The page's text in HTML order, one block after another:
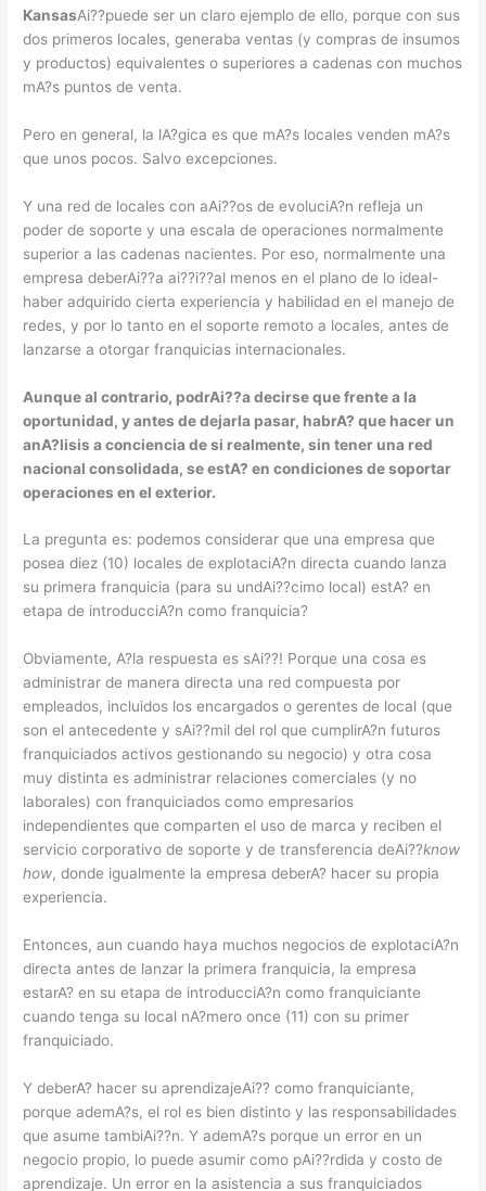
KansasAi??puede ser un claro ejemplo de ello, porque con sus
dos primeros locales, generaba ventas (y compras de insumos
y productos) equivalentes o superiores a cadenas con muchos
mA?s puntos de venta.
Pero en general, la lA?gica es que mA?s locales venden mA?s
que unos pocos. Salvo excepciones.
Y una red de locales con aAi??os de evoluciA?n refleja un
poder de soporte y una escala de operaciones normalmente
superior a las cadenas nacientes. Por eso, normalmente una
empresa deberAi??a ai??i??al menos en el plano de lo ideal-
haber adquirido cierta experiencia y habilidad en el manejo de
redes, y por lo tanto en el soporte remoto a locales, antes de
lanzarse a otorgar franquicias internacionales.
Aunque al contrario, podrAi??a decirse que frente a la
oportunidad, y antes de dejarla pasar, habrA? que hacer un
anA?lisis a conciencia de si realmente, sin tener una red
nacional consolidada, se estA? en condiciones de soportar
operaciones en el exterior.
La pregunta es: podemos considerar que una empresa que
posea diez (10) locales de explotaciA?n directa cuando lanza
su primera franquicia (para su undAi??cimo local) estA? en
etapa de introducciA?n como franquicia?
Obviamente, A?la respuesta es sAi??! Porque una cosa es
administrar de manera directa una red compuesta por
empleados, incluidos los encargados o gerentes de local (que
son el antecedente y sAi??mil del rol que cumplirA?n futuros
franquiciados activos gestionando su negocio) y otra cosa
muy distinta es administrar relaciones comerciales (y no
laborales) con franquiciados como empresarios
independientes que comparten el uso de marca y reciben el
servicio corporativo de soporte y de transferencia deAi??know
how, donde igualmente la empresa deberA? hacer su propia
experiencia.
Entonces, aun cuando haya muchos negocios de explotaciA?n
directa antes de lanzar la primera franquicia, la empresa
estarA? en su etapa de introducciA?n como franquiciante
cuando tenga su local nA?mero once (11) con su primer
franquiciado.
Y deberA? hacer su aprendizajeAi?? como franquiciante,
porque ademA?s, el rol es bien distinto y las responsabilidades
que asume tambiAi??n. Y ademA?s porque un error en un
negocio propio, lo puede asumir como pAi??rdida y costo de
aprendizaje. Un error en la asistencia a sus franquiciados